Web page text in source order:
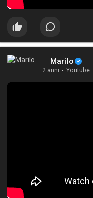
Marilo
2 anni · Youtube